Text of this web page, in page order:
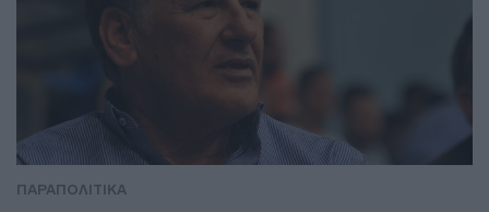
ΠΑΡΑΠΟΛΙΤΙΚΑ